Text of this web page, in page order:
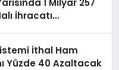
1 Milyar 257
İhracatı
İthal Ham
Yüzde 40 Azaltacak